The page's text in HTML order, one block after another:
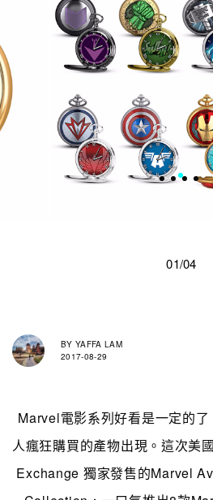
01/04
BY YAFFA LAM
2017-08-29
Marvel電影系列好看是一定的
人瘋狂購買的產物出現。這次美
Exchange 獨家發售的Marvel